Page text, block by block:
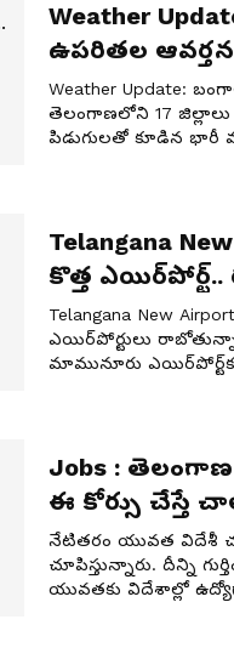
Weather
ఉపరితల
ఈదురుగాలులు,
అలర్ట్
Weather Update:
తెలంగాణలోని 17 జిల్లాలు
పిడుగులతో కూడిన భారీ
Telangana
కొత్త ఎయిర్‌పోర్ట్‌..
ప్లాన్.. అదిరే
Telangana New
ఎయిర్‌పోర్టులు
మామునూరు
Jobs :
ఈ కోర్సు చేస్తే
నేటితరం యువత విదేశీ
చూపిస్తున్నారు. దీన్ని
యువతకు విదేశాల్లో